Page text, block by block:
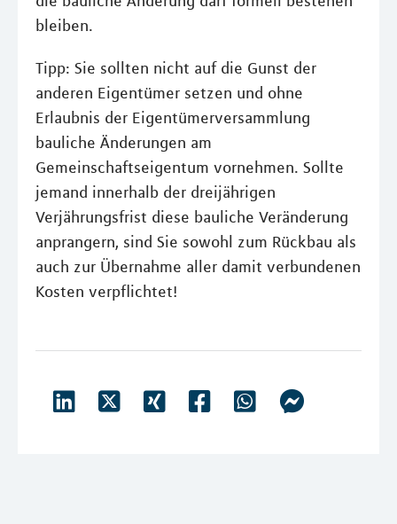
bleiben.
Tipp: Sie sollten nicht auf die Gunst der
anderen Eigentümer setzen und ohne
Erlaubnis der Eigentümerversammlung
bauliche Änderungen am
Gemeinschaftseigentum vornehmen. Sollte
jemand innerhalb der dreijährigen
Verjährungsfrist diese bauliche Veränderung
anprangern, sind Sie sowohl zum Rückbau als
auch zur Übernahme aller damit verbundenen
Kosten verpflichtet!